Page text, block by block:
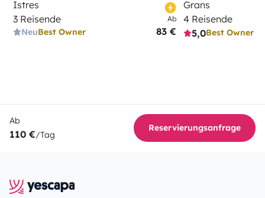
Istres
3 Reisende
NeuBest Owner
Ab
83 €
Grans
4 Reisende
5,0Best Owner
Ab
110 €/Tag
Reservierungsanfrage